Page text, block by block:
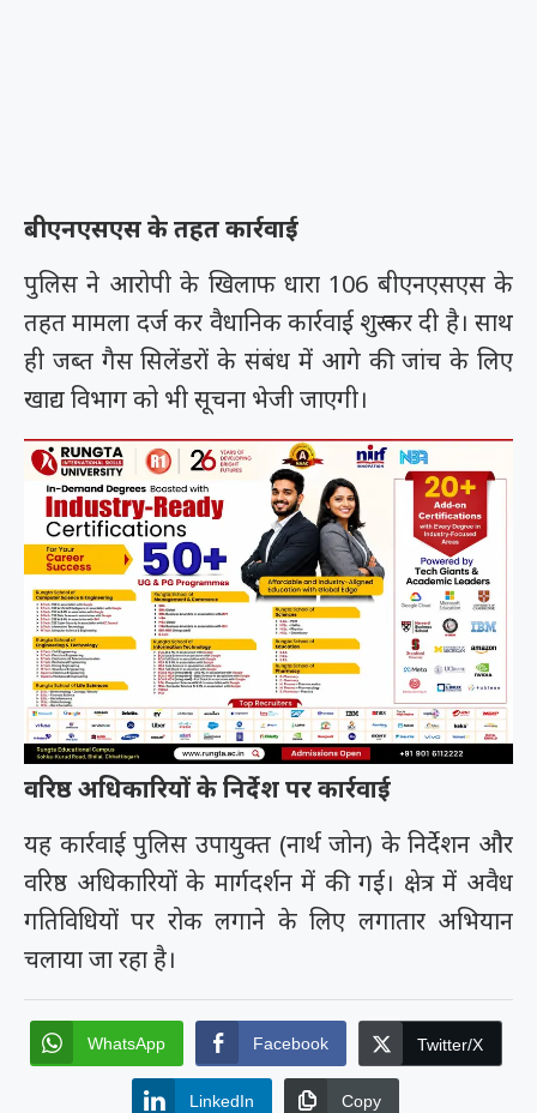
बीएनएसएस के तहत कार्रवाई
पुलिस ने आरोपी के खिलाफ धारा 106 बीएनएसएस के
तहत मामला दर्ज कर वैधानिक कार्रवाई शुरू कर दी है। साथ
ही जब्त गैस सिलेंडरों के संबंध में आगे की जांच के लिए
खाद्य विभाग को भी सूचना भेजी जाएगी।
वरिष्ठ अधिकारियों के निर्देश पर कार्रवाई
यह कार्रवाई पुलिस उपायुक्त (नार्थ जोन) के निर्देशन और
वरिष्ठ अधिकारियों के मार्गदर्शन में की गई। क्षेत्र में अवैध
गतिविधियों पर रोक लगाने के लिए लगातार अभियान
चलाया जा रहा है।
WhatsApp Facebook Twitter/X
LinkedIn Copy